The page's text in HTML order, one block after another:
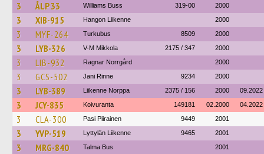
3 ÅLP 33 Williams Buss 319-00 2000
3 XIB-915 Hangon Liikenne 2000
3 MYF-264 Turkubus 8509 2000
3 LYB-326 V-M Mikkola 2175 / 347 2000
3 LIB-932 Ragnar Norrgård 2000
3 GCS-502 Jani Rinne 9234 2000
3 LYB-389 Liikenne Norppa 2375 / 156 2000 09.2022
3 JCY-835 Koivuranta 149181 02.2000 04.2022
3 CLA-300 Pasi Piirainen 9449 2001
3 YVP-519 Lyttylän Liikenne 9465 2001
3 MRG-840 Talma Bus 2001